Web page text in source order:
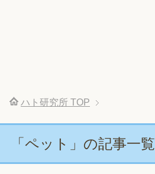
ハト研究所 TOP
「ペット」の記事一覧